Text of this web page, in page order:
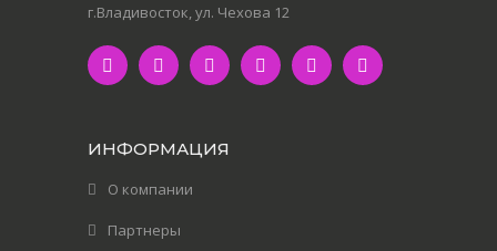
г.Владивосток, ул. Чехова 12
ИНФОРМАЦИЯ
О компании
Партнеры